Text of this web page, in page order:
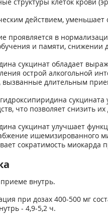
действием,
проявляется в
и памяти, снижении
сукцинат обладает
острой алкогольной
длительным
что позволяет снизить
сукцинат улучшает
ишемизированного
сократимость
внутрь.
при дозах 400-500 мг
- 4,9-5,2 ч.